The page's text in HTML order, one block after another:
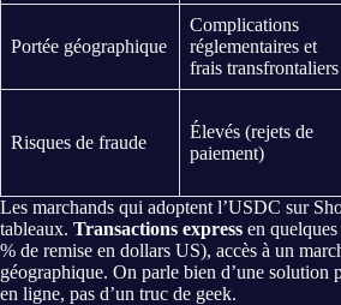
Portée géographique
Complications
réglementaires et
frais transfrontaliers
Risques de fraude
Élevés (rejets de
paiement)
Les marchands qui adoptent l’USDC sur
tableaux. Transactions express en
% de remise en dollars US), accès à un
géographique. On parle bien d’une solution
en ligne, pas d’un truc de geek.